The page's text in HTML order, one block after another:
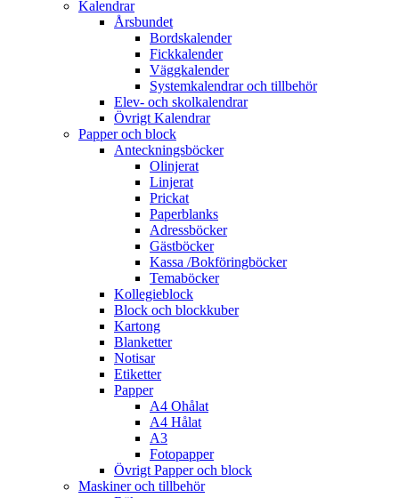
Kalendrar
Årsbundet
Bordskalender
Fickkalender
Väggkalender
Systemkalendrar och tillbehör
Elev- och skolkalendrar
Övrigt Kalendrar
Papper och block
Anteckningsböcker
Olinjerat
Linjerat
Prickat
Paperblanks
Adressböcker
Gästböcker
Kassa /Bokföringböcker
Temaböcker
Kollegieblock
Block och blockkuber
Kartong
Blanketter
Notisar
Etiketter
Papper
A4 Ohålat
A4 Hålat
A3
Fotopapper
Övrigt Papper och block
Maskiner och tillbehör